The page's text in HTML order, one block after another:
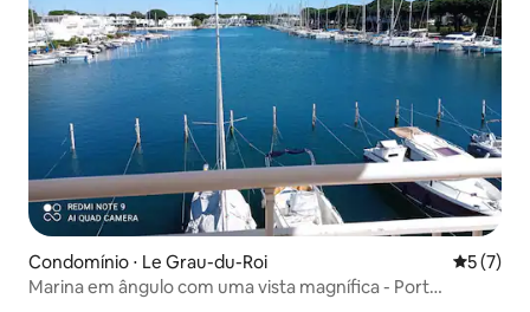
Condomínio ⋅ Le Grau-du-Roi 5 de
5 (7)
Marina em ângulo com uma vista magnífica - Port